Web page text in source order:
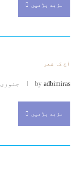
مزید پڑھیں
آج کا شعر
by adbimiras جنوری 2, 2023
مزید پڑھیں